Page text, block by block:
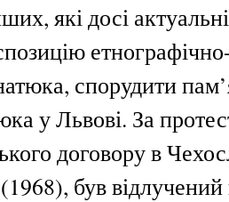
які досі
спорудити
у Львові. За
договору в
був відлучений